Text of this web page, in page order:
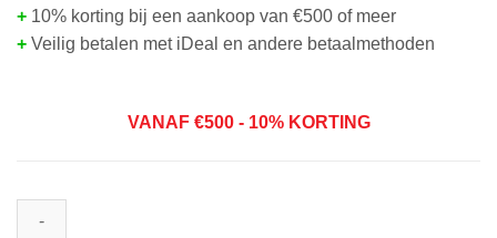
+ 10% korting bij een aankoop van €500 of meer
+ Veilig betalen met iDeal en andere betaalmethoden
VANAF €500 - 10% KORTING